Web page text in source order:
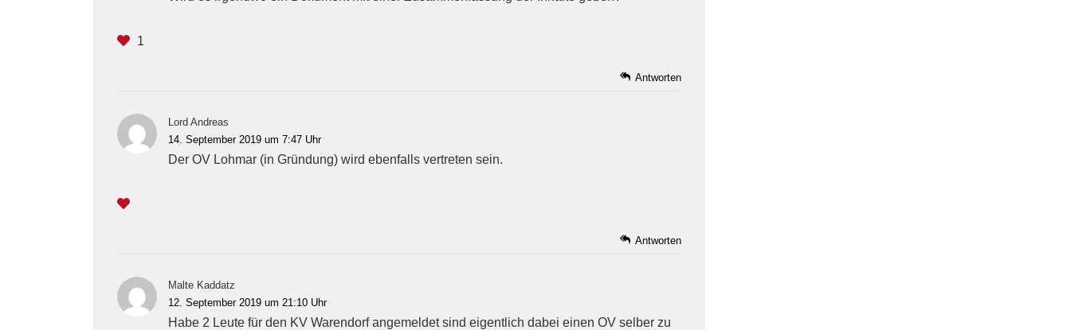
1
Antworten
Lord Andreas
14. September 2019 um 7:47 Uhr
Der OV Lohmar (in Gründung) wird ebenfalls vertreten sein.
Antworten
Malte Kaddatz
12. September 2019 um 21:10 Uhr
Habe 2 Leute für den KV Warendorf angemeldet sind eigentlich dabei einen OV selber zu